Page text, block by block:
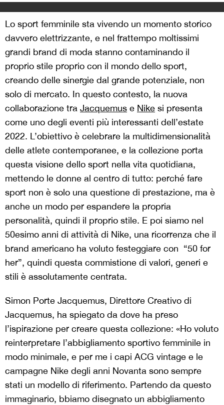
Lo sport femminile sta vivendo un momento storico
davvero elettrizzante, e nel frattempo moltissimi
grandi brand di moda stanno contaminando il
proprio stile proprio con il mondo dello sport,
creando delle sinergie dal grande potenziale, non
solo di mercato. In questo contesto, la nuova
collaborazione tra Jacquemus e Nike si presenta
come uno degli eventi più interessanti dell’estate
2022. L’obiettivo è celebrare la multidimensionalità
delle atlete contemporanee, e la collezione porta
questa visione dello sport nella vita quotidiana,
mettendo le donne al centro di tutto: perché fare
sport non è solo una questione di prestazione, ma è
anche un modo per espandere la propria
personalità, quindi il proprio stile. E poi siamo nel
50esimo anni di attività di Nike, una ricorrenza che il
brand americano ha voluto festeggiare con “50 for
her”, quindi questa commistione di valori, generi e
stili è assolutamente centrata.
Simon Porte Jacquemus, Direttore Creativo di
Jacquemus, ha spiegato da dove ha preso
l’ispirazione per creare questa collezione: «Ho voluto
reinterpretare l’abbigliamento sportivo femminile in
modo minimale, e per me i capi ACG vintage e le
campagne Nike degli anni Novanta sono sempre
stati un modello di riferimento. Partendo da questo
immaginario, bbiamo disegnato un abbigliamento